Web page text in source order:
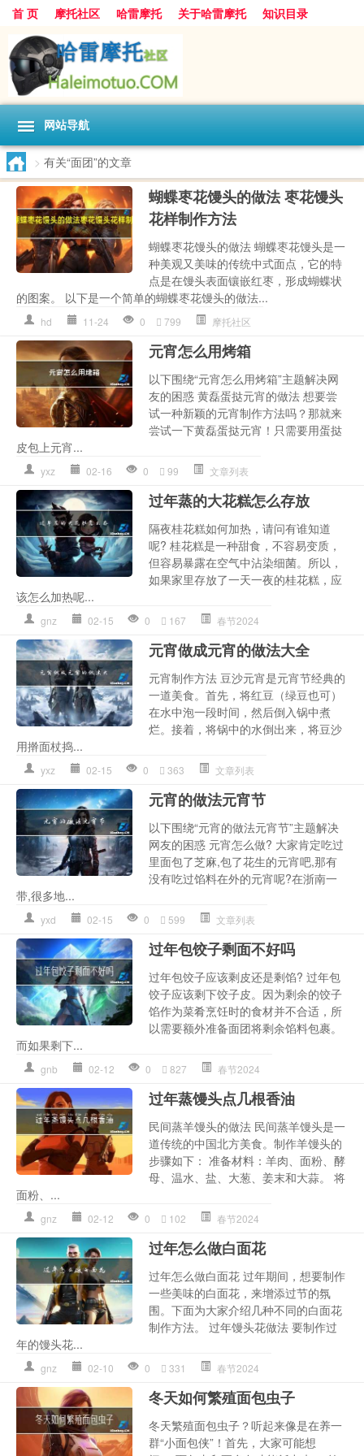
首 页 摩托社区 哈雷摩托 关于哈雷摩托 知识目录
网站导航
> 有关“面团”的文章
蝴蝶枣花馒头的做法 枣花馒头
花样制作方法
蝴蝶枣花馒头的做法 蝴蝶枣花馒头是一
种美观又美味的传统中式面点，它的特
点是在馒头表面镶嵌红枣，形成蝴蝶状
的图案。 以下是一个简单的蝴蝶枣花馒头的做法...
hd 11-24 0 799 摩托社区
元宵怎么用烤箱
以下围绕“元宵怎么用烤箱”主题解决网
友的困惑 黄磊蛋挞元宵的做法 想要尝
试一种新颖的元宵制作方法吗？那就来
尝试一下黄磊蛋挞元宵！只需要用蛋挞
皮包上元宵...
yxz 02-16 0 99 文章列表
过年蒸的大花糕怎么存放
隔夜桂花糕如何加热，请问有谁知道
呢? 桂花糕是一种甜食，不容易变质，
但容易暴露在空气中沾染细菌。所以，
如果家里存放了一天一夜的桂花糕，应
该怎么加热呢...
gnz 02-15 0 167 春节2024
元宵做成元宵的做法大全
元宵制作方法 豆沙元宵是元宵节经典的
一道美食。首先，将红豆（绿豆也可）
在水中泡一段时间，然后倒入锅中煮
烂。接着，将锅中的水倒出来，将豆沙
用擀面杖捣...
yxz 02-15 0 363 文章列表
元宵的做法元宵节
以下围绕“元宵的做法元宵节”主题解决
网友的困惑 元宵怎么做? 大家肯定吃过
里面包了芝麻,包了花生的元宵吧,那有
没有吃过馅料在外的元宵呢?在浙南一
带,很多地...
yxd 02-15 0 599 文章列表
过年包饺子剩面不好吗
过年包饺子应该剩皮还是剩馅? 过年包
饺子应该剩下饺子皮。因为剩余的饺子
馅作为菜肴烹饪时的食材并不合适，所
以需要额外准备面团将剩余馅料包裹。
而如果剩下...
gnb 02-12 0 827 春节2024
过年蒸馒头点几根香油
民间蒸羊馒头的做法 民间蒸羊馒头是一
道传统的中国北方美食。制作羊馒头的
步骤如下： 准备材料：羊肉、面粉、酵
母、温水、盐、大葱、姜末和大蒜。 将
面粉、...
gnz 02-12 0 102 春节2024
过年怎么做白面花
过年怎么做白面花 过年期间，想要制作
一些美味的白面花，来增添过节的氛
围。下面为大家介绍几种不同的白面花
制作方法。 过年馒头花做法 要制作过
年的馒头花...
gnz 02-10 0 331 春节2024
冬天如何繁殖面包虫子
冬天繁殖面包虫子？听起来像是在养一
群“小面包侠”！首先，大家可能想